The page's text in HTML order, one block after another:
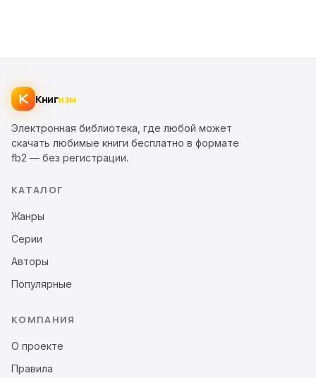
Книгизм
Электронная библиотека, где любой может
скачать любимые книги бесплатно в формате
fb2 — без регистрации.
КАТАЛОГ
Жанры
Серии
Авторы
Популярные
КОМПАНИЯ
О проекте
Правила